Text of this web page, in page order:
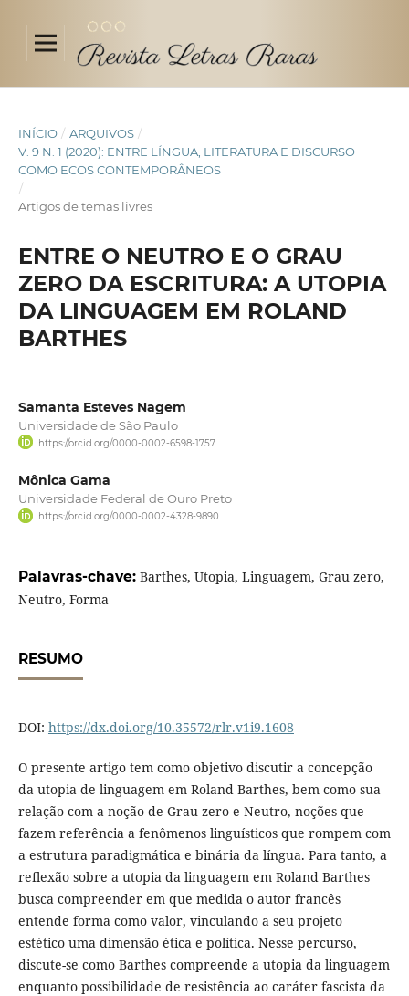
INÍCIO / ARQUIVOS /
V. 9 N. 1 (2020): ENTRE LÍNGUA, LITERATURA E DISCURSO
COMO ECOS CONTEMPORÂNEOS
/
Artigos de temas livres
ENTRE O NEUTRO E O GRAU
ZERO DA ESCRITURA: A UTOPIA
DA LINGUAGEM EM ROLAND
BARTHES
Samanta Esteves Nagem
Universidade de São Paulo
https://orcid.org/0000-0002-6598-1757
Mônica Gama
Universidade Federal de Ouro Preto
https://orcid.org/0000-0002-4328-9890
Palavras-chave: Barthes, Utopia, Linguagem, Grau zero,
Neutro, Forma
RESUMO
DOI: https://dx.doi.org/10.35572/rlr.v1i9.1608
O presente artigo tem como objetivo discutir a concepção
da utopia de linguagem em Roland Barthes, bem como sua
relação com a noção de Grau zero e Neutro, noções que
fazem referência a fenômenos linguísticos que rompem com
a estrutura paradigmática e binária da língua. Para tanto, a
reflexão sobre a utopia da linguagem em Roland Barthes
busca compreender em que medida o autor francês
entende forma como valor, vinculando a seu projeto
estético uma dimensão ética e política. Nesse percurso,
discute-se como Barthes compreende a utopia da linguagem
enquanto possibilidade de resistência ao caráter fascista da